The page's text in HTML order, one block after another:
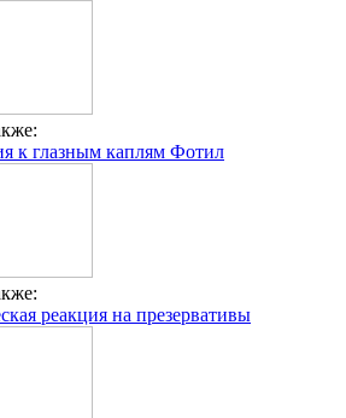
к глазным каплям Фотил
реакция на презервативы